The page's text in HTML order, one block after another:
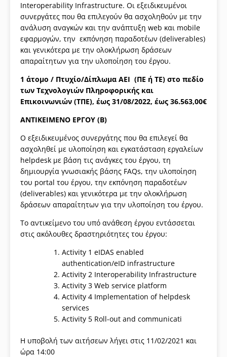
Interoperability Infrastructure. Οι εξειδικευμένοι
συνεργάτες που θα επιλεγούν θα ασχοληθούν με την
ανάλυση αναγκών και την ανάπτυξη web και mobile
εφαρμογών, την εκπόνηση παραδοτέων (deliverables)
και γενικότερα με την ολοκλήρωση δράσεων
απαραίτητων για την υλοποίηση του έργου.
1 άτομo / Πτυχίο/Δίπλωμα ΑΕΙ (ΠΕ ή ΤΕ) στο πεδίο
των Τεχνολογιών Πληροφορικής και
Επικοινωνιών (ΤΠΕ), έως 31/08/2022, έως 36.563,00€
ΑΝΤΙΚΕΙΜΕΝΟ ΕΡΓΟΥ (Β)
Ο εξειδικευμένος συνεργάτης που θα επιλεγεί θα
ασχοληθεί με υλοποίηση και εγκατάσταση εργαλείων
helpdesk με βάση τις ανάγκες του έργου, τη
δημιουργία γνωσιακής βάσης FAQs, την υλοποίηση
του portal του έργου, την εκπόνηση παραδοτέων
(deliverables) και γενικότερα με την ολοκλήρωση
δράσεων απαραίτητων για την υλοποίηση του έργου.
Το αντικείμενο του υπό ανάθεση έργου εντάσσεται
στις ακόλουθες δραστηριότητες του έργου:
Activity 1 eIDAS enabled
authentication/eID infrastructure
Activity 2 Interoperability Infrastructure
Activity 3 Web service platform
Activity 4 Implementation of helpdesk
services
Activity 5 Roll-out and communicati
Η υποβολή των αιτήσεων λήγει στις 11/02/2021 και
ώρα 14:00